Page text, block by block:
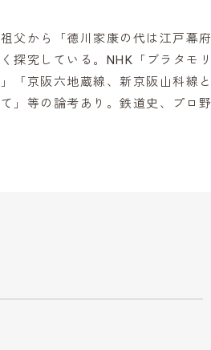
父から「徳川家康の代は江戸幕府
探究している。NHK「ブラタモリ
「京阪六地蔵線、新京阪山科線と
」等の論考あり。鉄道史、プロ野